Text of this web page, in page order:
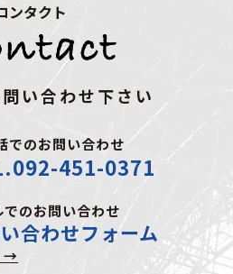
ンタクト
い合わせ下さい
でのお問い合わせ
451-0371
でのお問い合わせ
合わせフォーム
→